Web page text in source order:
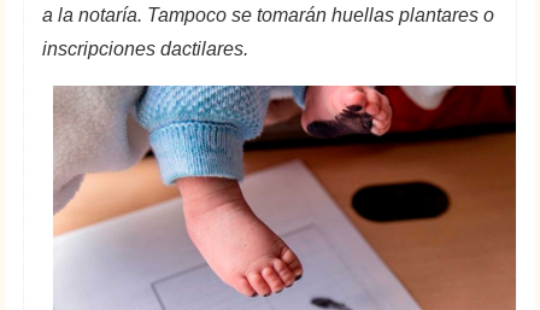
a la notaría. Tampoco se tomarán huellas plantares o
inscripciones dactilares.